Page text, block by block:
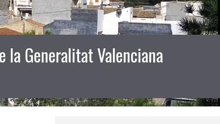
la Generalitat Valenciana